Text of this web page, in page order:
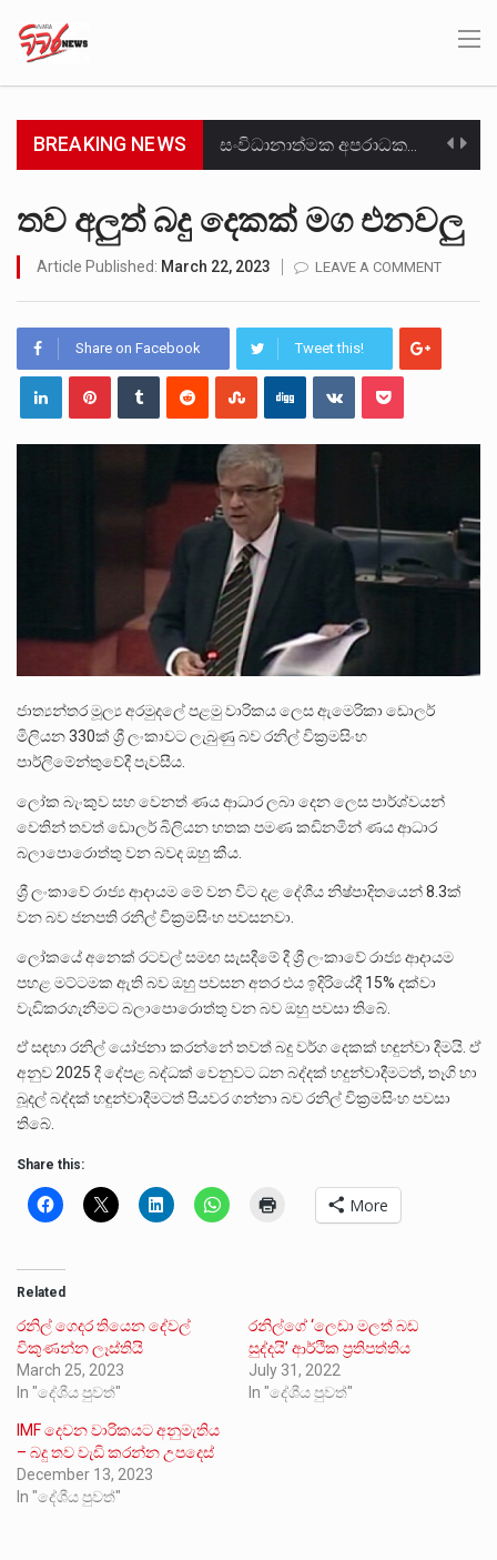
BREAKING NEWS සංවිධානාත්මක අපරාධකරුවකු වන ලොකු පැටිගේ ප්‍රධාන වෙඩික්කරු බවට සැක කරන ගිං ගඟේ ගිල්වා මරා දමා…
මහර බන්ධනාගාරයේ අද ඇතිවූ සිද්ධියෙන් තුවාල ලැබූ බව කියන රැඳවියන් ගණන ඉහළ ගොස් තිබේ. ඒ…
අගෝස්තු මස දෙවන ඉරිදා ලිට් රූම් සූම් සංවාදය පැවැත්වෙන්නේ "කතා කරන මහ වැව" නම් නකතාවක්…
තව අලුත් බදු දෙකක් මග එනවලු
Article Published: March 22, 2023 LEAVE A COMMENT
Share on Facebook Tweet this!
ජාත්‍යන්තර මූල්‍ය අරමුදලේ පළමු වාරිකය ලෙස ඇමෙරිකා ඩොලර්
මිලියන 330ක් ශ්‍රී ලංකාවට ලැබුණු බව රනිල් වික්‍රමසිංහ
පාර්ලිමේන්තුවේදී පැවසීය.
ලෝක බැංකුව සහ වෙනත් ණය ආධාර ලබා දෙන ලෙස පාර්ශ්වයන්
වෙතින් තවත් ඩොලර් බිලියන හතක පමණ කඩිනමින් ණය ආධාර
බලාපොරොත්තු වන බවද ඔහු කීය.
ශ්‍රී ලංකාවේ රාජ්‍ය ආදායම මේ වන විට දළ දේශීය නිෂ්පාදිතයෙන් 8.3ක්
වන බව ජනපති රනිල් වික්‍රමසිංහ පවසනවා.
ලෝකයේ අනෙක් රටවල් සමඟ සැසදීමේ දී ශ්‍රී ලංකාවේ රාජ්‍ය ආදායම
පහළ මට්ටමක ඇති බව ඔහු පවසන අතර එය ඉදිරියේදී 15% දක්වා
වැඩිකරගැනීමට බලාපොරොත්තු වන බව ඔහු පවසා තිබේ.
ඒ සඳහා රනිල් යෝජනා කරන්නේ තවත් බදු වර්ග දෙකක් හඳුන්වා දීමයි. ඒ
අනුව 2025 දී දේපළ බද්ධක් වෙනුවට ධන බද්දක් හදුන්වාදීමටත්, තෑගි හා
බූදල් බද්දක් හඳුන්වාදීමටත් පියවර ගන්නා බව රනිල් වික්‍රමසිංහ පවසා
තිබේ.
Share this:
More
Related
රනිල් ගෙදර තියෙන දේවල්
විකුණන්න ලෑස්තියි
March 25, 2023
In "දේශීය පුවත්"
රනිල්ගේ ‘ලෙඩා මලත් බඩ
සුද්දයි’ ආර්ථික ප්‍රතිපත්තිය
July 31, 2022
In "දේශීය පුවත්"
IMF දෙවන වාරිකයට අනුමැතිය
– බදු තව වැඩි කරන්න උපදෙස්
December 13, 2023
In "දේශීය පුවත්"